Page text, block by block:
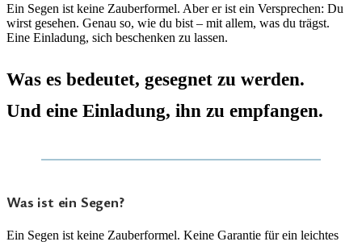
Ein Segen ist keine Zauberformel. Aber er ist ein Versprechen: Du
wirst gesehen. Genau so, wie du bist – mit allem, was du trägst.
Eine Einladung, sich beschenken zu lassen.
Was es bedeutet, gesegnet zu werden.
Und eine Einladung, ihn zu empfangen.
Was ist ein Segen?
Ein Segen ist keine Zauberformel. Keine Garantie für ein leichtes